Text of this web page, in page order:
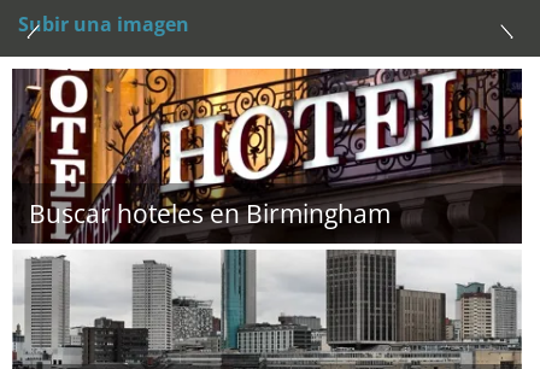
Subir una imagen
Buscar hoteles en Birmingham